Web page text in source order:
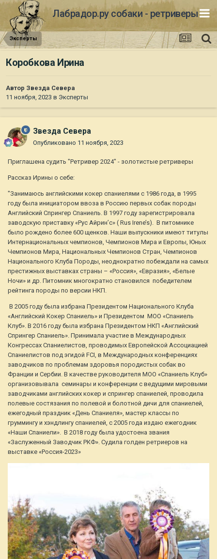
Лабрадор.ру собаки - ретриверы
Эксперты
Коробкова Ирина
Автор Звезда Севера
11 ноября, 2023 в Эксперты
Звезда Севера
Опубликовано 11 ноября, 2023
Приглашена судить "Ретривер 2024" - золотистые ретриверы
Рассказ Ирины о себе:
"Занимаюсь английскими кокер спаниелями с 1986 года, в 1995
году была инициатором ввоза в Россию первых собак породы
Английский Спрингер Спаниель. В 1997 году зарегистрировала
заводскую приставку «Рус Айрин’с» ( Rus Irene’s). В питомнике
было рождено более 600 щенков. Наши выпускники имеют титулы
Интернациональных чемпионов, Чемпионов Мира и Европы, Юных
Чемпионов Мира, Национальных Чемпионов Стран, Чемпионов
Национального Клуба Породы, неоднократно побеждали на самых
престижных выставках страны – «Россия», «Евразия», «Белые
Ночи» и др. Питомник многократно становился победителем
рейтинга породы по версии НКП.
В 2005 году была избрана Президентом Национального Клуба
«Английский Кокер Спаниель» и Президентом МОО «Спаниель
Клуб». В 2016 году была избрана Президентом НКП «Английский
Спрингер Спаниель». Принимала участие в Международных
Конгрессах Спаниелистов, проводимых Европейской Ассоциацией
Спаниелистов под эгидой FCI, в Международных конференциях
заводчиков по проблемам здоровья породистых собак во
Франции и Сербии. В качестве руководителя МОО «Спаниель Клуб»
организовывала семинары и конференции с ведущими мировыми
заводчиками английских кокер и спрингер спаниелей, проводила
полевые состязания по полевой и болотной дичи для спаниелей,
ежегодный праздник «День Спаниеля», мастер классы по
груммингу и хэндлингу спаниелей, с 2005 года издаю ежегодник
«Наши Спаниели». В 2018 году была удостоена звания
«Заслуженный Заводчик РКФ». Судила голден ретриеров на
выставке «Россия-2023»